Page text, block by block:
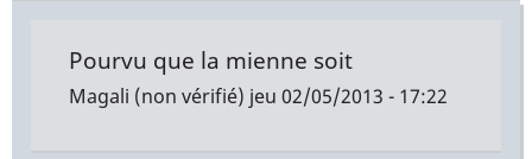
Pourvu que la mienne soit
Magali (non vérifié) jeu 02/05/2013 - 17:22